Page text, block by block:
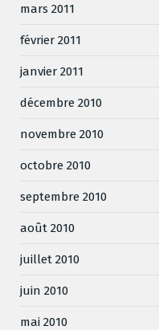
mars 2011
février 2011
janvier 2011
décembre 2010
novembre 2010
octobre 2010
septembre 2010
août 2010
juillet 2010
juin 2010
mai 2010